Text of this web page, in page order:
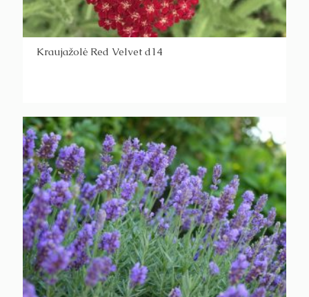
Kraujažolė Red Velvet d14